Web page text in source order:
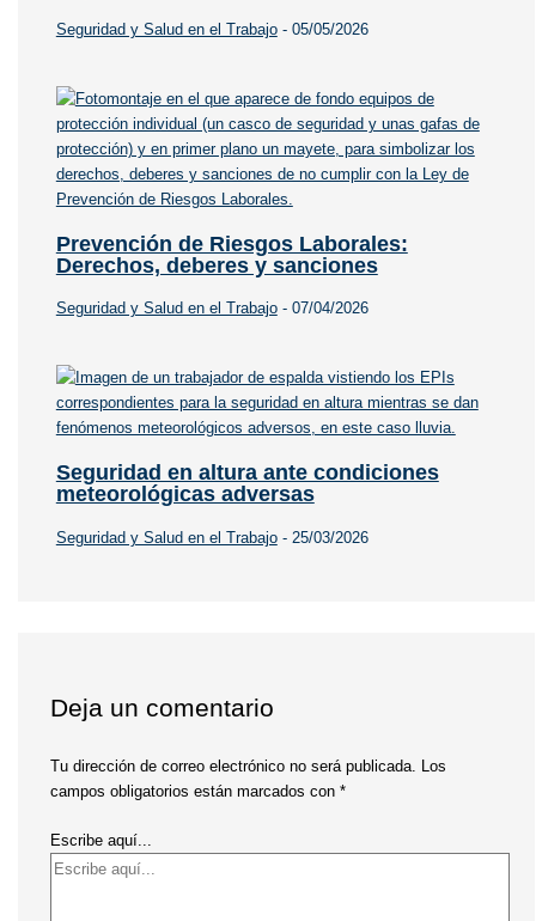
Seguridad y Salud en el Trabajo- 05/05/2026
Prevención de Riesgos Laborales:
Derechos, deberes y sanciones
Seguridad y Salud en el Trabajo- 07/04/2026
Seguridad en altura ante condiciones
meteorológicas adversas
Seguridad y Salud en el Trabajo- 25/03/2026
Deja un comentario
Tu dirección de correo electrónico no será publicada. Los
campos obligatorios están marcados con*
Escribe aquí...